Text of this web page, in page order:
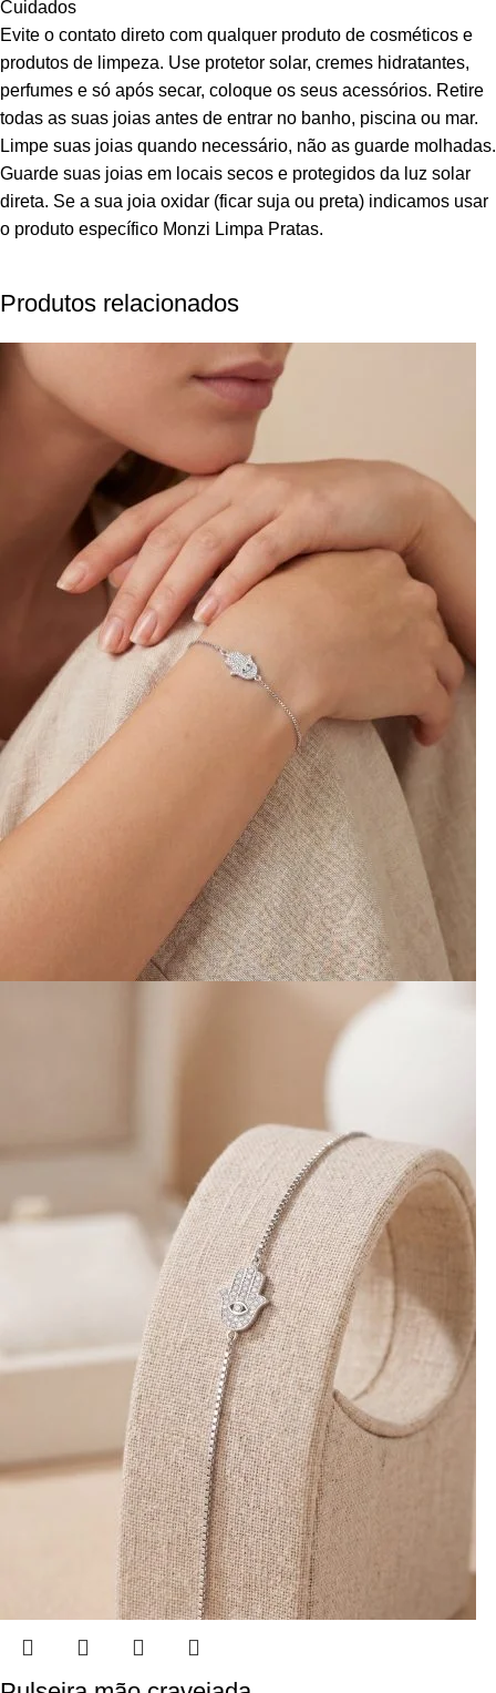
Cuidados
Evite o contato direto com qualquer produto de cosméticos e
produtos de limpeza. Use protetor solar, cremes hidratantes,
perfumes e só após secar, coloque os seus acessórios. Retire
todas as suas joias antes de entrar no banho, piscina ou mar.
Limpe suas joias quando necessário, não as guarde molhadas.
Guarde suas joias em locais secos e protegidos da luz solar
direta. Se a sua joia oxidar (ficar suja ou preta) indicamos usar
o produto específico Monzi Limpa Pratas.
Produtos relacionados